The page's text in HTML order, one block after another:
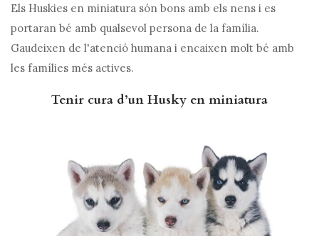
Els Huskies en miniatura són bons amb els nens i es
portaran bé amb qualsevol persona de la família.
Gaudeixen de l'atenció humana i encaixen molt bé amb
les famílies més actives.
Tenir cura d’un Husky en miniatura